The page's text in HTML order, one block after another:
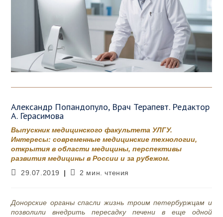
Александр Попандопуло, Врач Терапевт. Редактор
А. Герасимова
Выпускник медицинского факультета УЛГУ.
Интересы: современные медицинские технологии,
открытия в области медицины, перспективы
развития медицины в России и за рубежом.
Запись
29.07.2019
Время
2 мин. чтения
Донорские органы спасли жизнь троим петербуржцам и
позволили внедрить пересадку печени в еще одной